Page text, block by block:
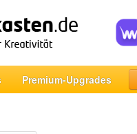
Premium-Upgrades